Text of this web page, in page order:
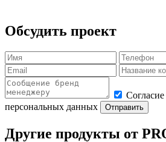
Обсудить проект
персональных данных
Отправить
Другие продукты от